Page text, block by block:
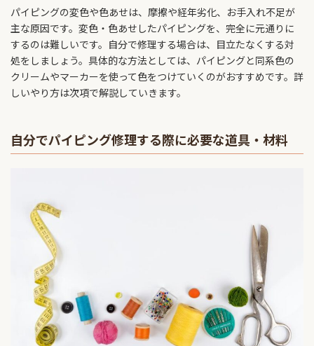
パイピングの変色や色あせは、摩擦や経年劣化、お手入れ不足が
主な原因です。変色・色あせしたパイピングを、完全に元通りに
するのは難しいです。自分で修理する場合は、目立たなくする対
処をしましょう。具体的な方法としては、パイピングと同系色の
クリームやマーカーを使って色をつけていくのがおすすめです。詳
しいやり方は次項で解説していきます。
自分でパイピング修理する際に必要な道具・材料